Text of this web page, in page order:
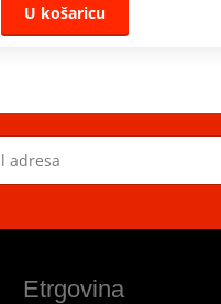
U košaricu
Etrgovina